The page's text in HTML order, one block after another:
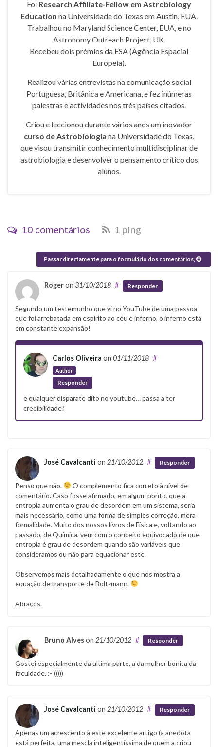
Foi Research Affiliate-Fellow em Astrobiology
Education na Universidade do Texas em Austin, EUA.
Trabalhou no Maryland Science Center, EUA, e no
Astronomy Outreach Project, UK.
Recebeu dois prémios da ESA (Agência Espacial
Europeia).
Realizou várias entrevistas na comunicação social
Portuguesa, Britânica e Americana, e fez inúmeras
palestras e actividades nos três países citados.
Criou e leccionou durante vários anos um inovador
curso de Astrobiologia na Universidade do Texas,
que visou transmitir conhecimento multidisciplinar de
astrobiologia e desenvolver o pensamento crítico dos
alunos.
10 comentários 1 ping
Passar directamente para o formulário dos comentários,
Rogeron 31/10/2018 # Responder
Segundo um testemunho que vi no YouTube de uma pessoa
que foi arrebatada em espírito ao céu e inferno, o inferno está
em constante expansão!
Carlos Oliveira on 01/11/2018
Author
#
Responder
e qualquer disparate dito no youtube… passa a ter
credibilidade?
José Cavalcanti on 21/10/2012 # Responder
Penso que não.
O complemento fica correto à nível de
comentário. Caso fosse afirmado, em algum ponto, que a
entropia aumenta o grau de desordem em um sistema, seria
mais necessário, como uma forma de simples correção, mera
formalidade. Muito dos nossos livros de Física e, voltando ao
passado, de Química, vem com o conceito equivocado de que
entropia é grau de desordem quando são variáveis que
consideramos ou não para equacionar este.
Observemos mais detalhadamente o que nos mostra a
equação de transporte de Boltzmann.
Abraços.
Bruno Alveson 21/10/2012 # Responder
Gostei especialmente da ultima parte, a da mulher bonita da
faculdade. :- )))))
José Cavalcanti on 21/10/2012 # Responder
Apenas um acrescento à este excelente artigo (a anedota
está perfeita, uma mescla inteligentíssima de quem a criou